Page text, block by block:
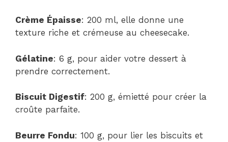
Crème Épaisse: 200 ml, elle donne une
texture riche et crémeuse au cheesecake.
Gélatine: 6 g, pour aider votre dessert à
prendre correctement.
Biscuit Digestif: 200 g, émietté pour créer la
croûte parfaite.
Beurre Fondu: 100 g, pour lier les biscuits et